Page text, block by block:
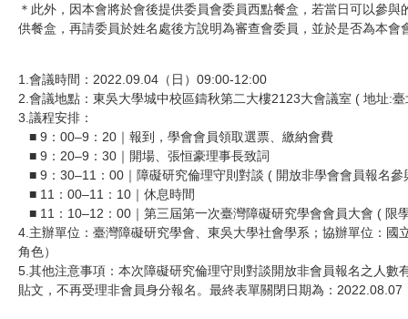
＊此外，因本會將於會後提供委員會委員西點餐盒，若當日可以參
供餐盒，再請委員於姓名處後方說明為審查會委員，並於是否為本
1.會議時間：2022.09.04（日）09:00-12:00
2.會議地點：東吳大學城中校區鑄秋第二大樓2123大會議室 ( 地址:
3.議程安排：
■ 9：00–9：20｜報到，學會會員領取選票、繳納會費
■ 9：20–9：30｜開場、張恒豪理事長致詞
■ 9：30–11：00｜障礙研究倫理守則對談 ( 開放非學會會員報名參
■ 11：00–11：10｜休息時間
■ 11：10–12：00｜第三屆第一次臺灣障礙研究學會會員大會 ( 限
4.主辦單位：臺灣障礙研究學會、東吳大學社會學系；協辦單位：
角色）
5.其他注意事項：本次障礙研究倫理守則對談開放非會員報名之人
貼文，不再受理非會員身分報名。最終表單關閉日期為：2022.08.07